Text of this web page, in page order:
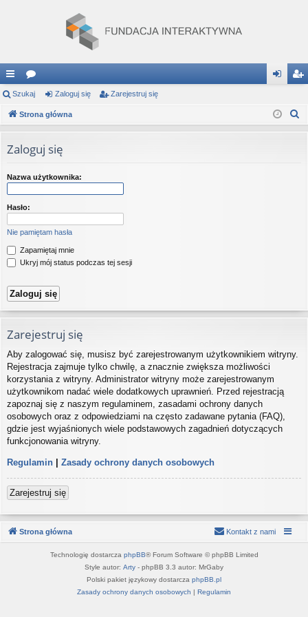
ię
ce
…
or
a og ej
Szukaj Zaloguj się Zarejestruj się
Strona główna
Zaloguj się
Nazwa użytkownika:
Hasło:
Nie pamiętam hasła
Zapamiętaj mnie
Ukryj mój status podczas tej sesji
Zarejestruj się
Aby zalogować się, musisz być zarejestrowanym użytkownikiem witryny.
Rejestracja zajmuje tylko chwilę, a znacznie zwiększa możliwości
korzystania z witryny. Administrator witryny może zarejestrowanym
użytkownikom nadać wiele dodatkowych uprawnień. Przed rejestracją
zapoznaj się z naszym regulaminem, zasadami ochrony danych
osobowych oraz z odpowiedziami na często zadawane pytania (FAQ),
gdzie jest wyjaśnionych wiele podstawowych zagadnień dotyczących
funkcjonowania witryny.
Regulamin | Zasady ochrony danych osobowych
Zarejestruj się
Strona główna Kontakt z nami
Technologię dostarcza phpBB® Forum Software © phpBB Limited
Style autor: Arty - phpBB 3.3 autor: MrGaby
Polski pakiet językowy dostarcza phpBB.pl
Zasady ochrony danych osobowych | Regulamin